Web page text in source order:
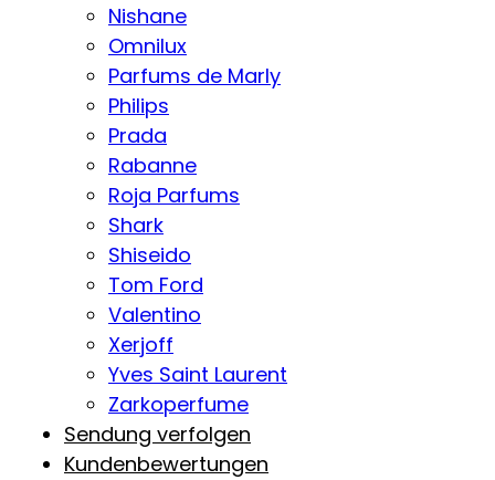
Nishane
Omnilux
Parfums de Marly
Philips
Prada
Rabanne
Roja Parfums
Shark
Shiseido
Tom Ford
Valentino
Xerjoff
Yves Saint Laurent
Zarkoperfume
Sendung verfolgen
Kundenbewertungen